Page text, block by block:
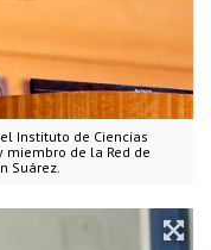
Instituto de Ciencias
miembro de la Red de
Suárez.